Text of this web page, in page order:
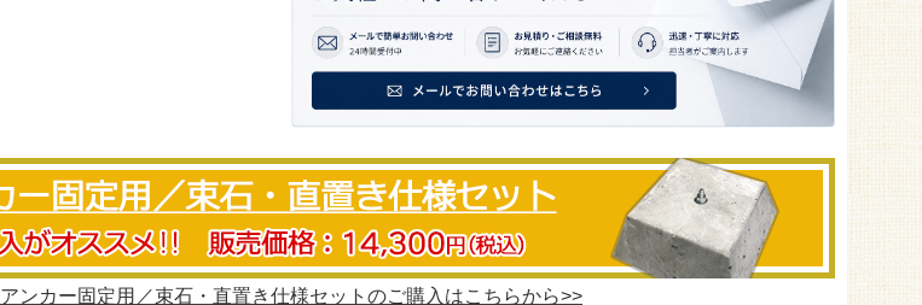
アンカー固定用／束石・直置き仕様セットのご購入はこちらから>>